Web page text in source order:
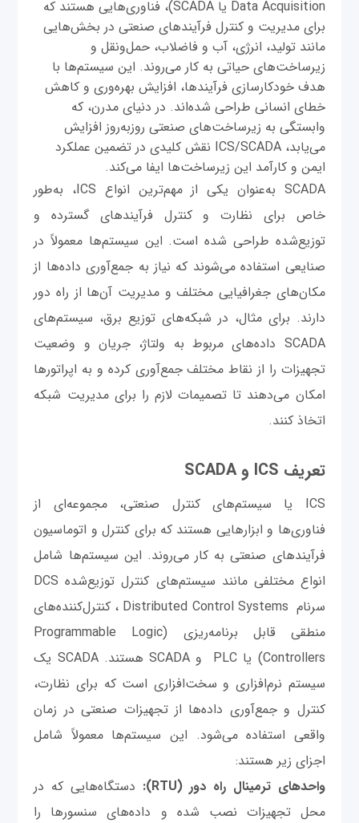
Data Acquisition یا SCADA)، فناوری‌هایی هستند که
برای مدیریت و کنترل فرآیندهای صنعتی در بخش‌هایی
مانند تولید، انرژی، آب و فاضلاب، حمل‌ونقل و
زیرساخت‌های حیاتی به کار می‌روند. این سیستم‌ها با
هدف خودکارسازی فرآیندها، افزایش بهره‌وری و کاهش
خطای انسانی طراحی شده‌اند. در دنیای مدرن، که
وابستگی به زیرساخت‌های صنعتی روزبه‌روز افزایش
می‌یابد، ICS/SCADA نقش کلیدی در تضمین عملکرد
ایمن و کارآمد این زیرساخت‌ها ایفا می‌کند.
SCADA به‌عنوان یکی از مهم‌ترین انواع ICS، به‌طور
خاص برای نظارت و کنترل فرآیندهای گسترده و
توزیع‌شده طراحی شده است. این سیستم‌ها معمولاً در
صنایعی استفاده می‌شوند که نیاز به جمع‌آوری داده‌ها از
مکان‌های جغرافیایی مختلف و مدیریت آن‌ها از راه دور
دارند. برای مثال، در شبکه‌های توزیع برق، سیستم‌های
SCADA داده‌های مربوط به ولتاژ، جریان و وضعیت
تجهیزات را از نقاط مختلف جمع‌آوری کرده و به اپراتورها
امکان می‌دهند تا تصمیمات لازم را برای مدیریت شبکه
اتخاذ کنند.
تعریف ICS و SCADA
ICS یا سیستم‌های کنترل صنعتی، مجموعه‌ای از
فناوری‌ها و ابزارهایی هستند که برای کنترل و اتوماسیون
فرآیندهای صنعتی به کار می‌روند. این سیستم‌ها شامل
انواع مختلفی مانند سیستم‌های کنترل توزیع‌شده DCS
سرنام Distributed Control Systems ، کنترل‌کننده‌های
منطقی قابل برنامه‌ریزی (Programmable Logic
Controllers) یا PLC و SCADA هستند. SCADA یک
سیستم نرم‌افزاری و سخت‌افزاری است که برای نظارت،
کنترل و جمع‌آوری داده‌ها از تجهیزات صنعتی در زمان
واقعی استفاده می‌شود. این سیستم‌ها معمولاً شامل
اجزای زیر هستند:
واحدهای ترمینال راه دور (RTU):
دستگاه‌هایی که در
محل تجهیزات نصب شده و داده‌های سنسورها را